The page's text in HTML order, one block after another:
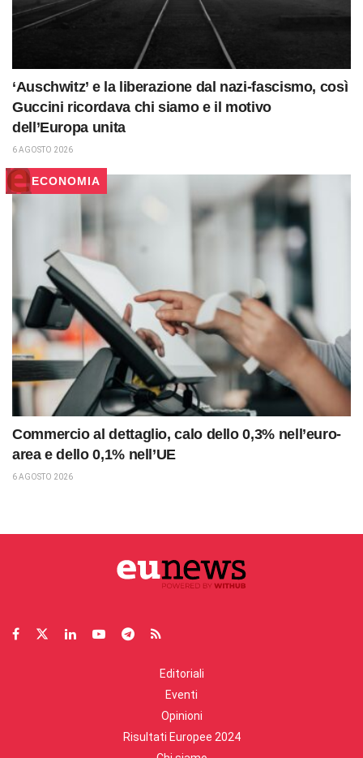
‘Auschwitz’ e la liberazione dal nazi-fascismo, così
Guccini ricordava chi siamo e il motivo
dell’Europa unita
6 AGOSTO 2026
ECONOMIA
Commercio al dettaglio, calo dello 0,3% nell’euro-
area e dello 0,1% nell’UE
6 AGOSTO 2026
Editoriali
Eventi
Opinioni
Risultati Europee 2024